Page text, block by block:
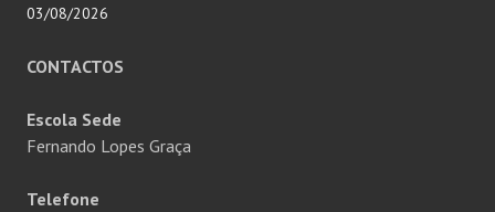
03/08/2026
CONTACTOS
Escola Sede
Fernando Lopes Graça
Telefone